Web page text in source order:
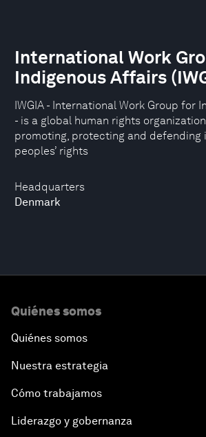
Headquarters
Denmark
International Work
Indigenous Affairs
IWGIA - International Work Group for
- is a global human rights
promoting, protecting and defending
peoples’ rights
Quiénes somos
Quiénes somos
Nuestra estrategia
Cómo trabajamos
Liderazgo y gobernanza